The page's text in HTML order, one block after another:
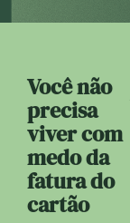
Você não
precisa
viver com
medo da
fatura do
cartão